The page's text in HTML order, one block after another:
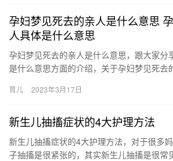
孕妇梦见死去的亲人是什么意思
人具体是什么意思
孕妇梦见死去的亲人是什么意思，跟大家分
是什么意思方面的介绍，关于孕妇梦见死去
梦…
育儿 2023年3月17日
新生儿抽搐症状的4大护理方法
新生儿抽搐症状的4大护理方法，对于很多
子抽搐是很紧张的，其实新生儿抽搐是很常